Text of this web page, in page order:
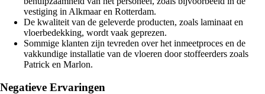
vestiging in Alkmaar en Rotterdam.
De kwaliteit van de geleverde producten, zoals laminaat en
vloerbedekking, wordt vaak geprezen.
Sommige klanten zijn tevreden over het inmeetproces en de
vakkundige installatie van de vloeren door stoffeerders zoals
Patrick en Marlon.
Negatieve Ervaringen